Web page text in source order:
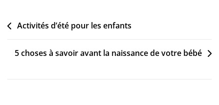
Navigation
l’article
Activités d’été pour les enfants
5 choses à savoir avant la naissance de votre bébé